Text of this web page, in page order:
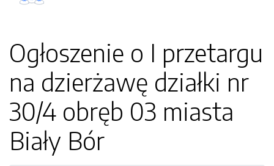
Ogłoszenie o I przetargu
na dzierżawę działki nr
30/4 obręb 03 miasta
Biały Bór